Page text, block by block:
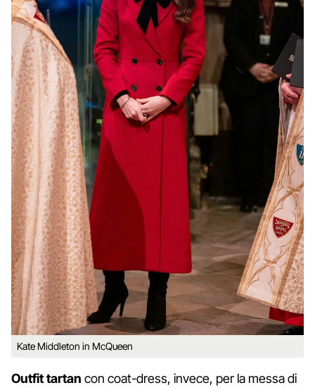
Kate Middleton in McQueen
Outfit tartan con coat-dress, invece, per la messa di